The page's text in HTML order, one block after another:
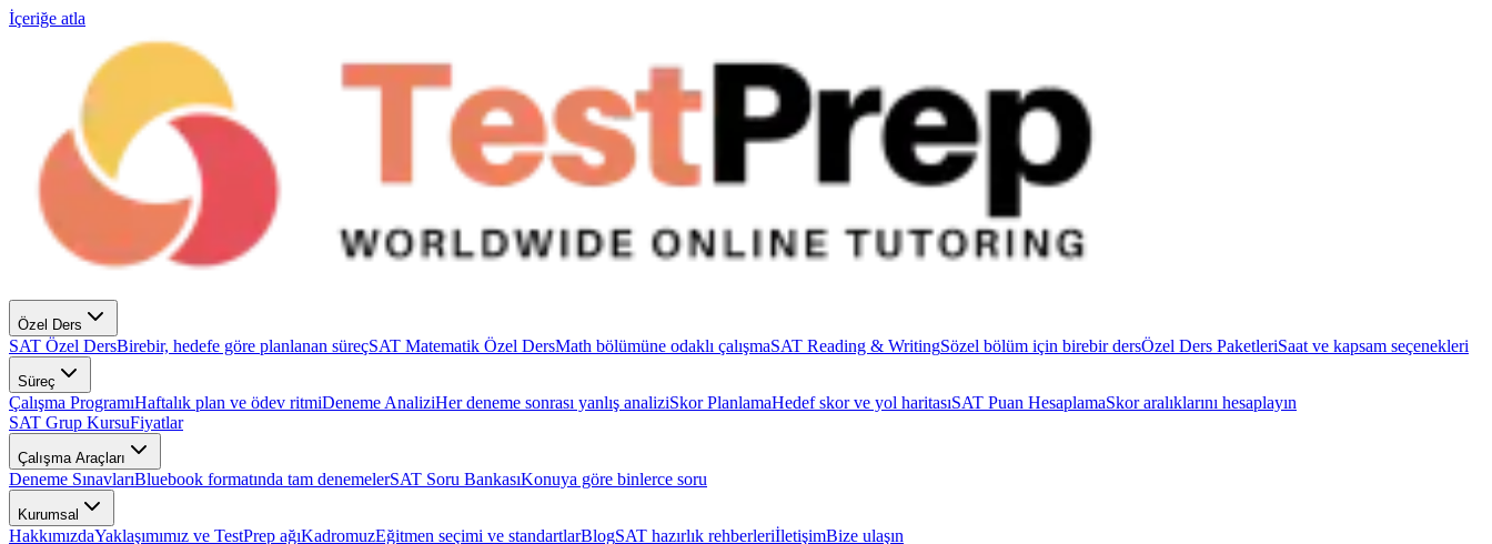
İçeriğe atla
Özel Ders
SAT Özel DersBirebir, hedefe göre planlanan süreçSAT Matematik Özel DersMath bölümüne odaklı çalışmaSAT Reading & WritingSözel bölüm için birebir dersÖzel Ders PaketleriSaat ve kapsam seçenekleri
Süreç
Çalışma ProgramıHaftalık plan ve ödev ritmiDeneme AnaliziHer deneme sonrası yanlış analiziSkor PlanlamaHedef skor ve yol haritasıSAT Puan HesaplamaSkor aralıklarını hesaplayın
SAT Grup KursuFiyatlar
Çalışma Araçları
Deneme SınavlarıBluebook formatında tam denemelerSAT Soru BankasıKonuya göre binlerce soru
Kurumsal
HakkımızdaYaklaşımımız ve TestPrep ağıKadromuzEğitmen seçimi ve standartlarBlogSAT hazırlık rehberleriİletişimBize ulaşın